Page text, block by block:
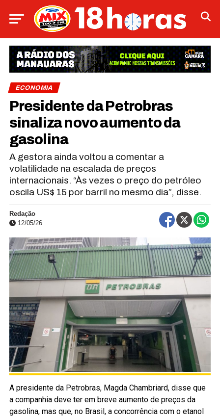
ECONOMIA
Presidente da Petrobras
sinaliza novo aumento da
gasolina
A gestora ainda voltou a comentar a
volatilidade na escalada de preços
internacionais. “Às vezes o preço do petróleo
oscila US$ 15 por barril no mesmo dia”, disse.
Redação
12/05/26
A presidente da Petrobras, Magda Chambriard, disse que
a companhia deve ter em breve aumento de preços da
gasolina, mas que, no Brasil, a concorrência com o etanol